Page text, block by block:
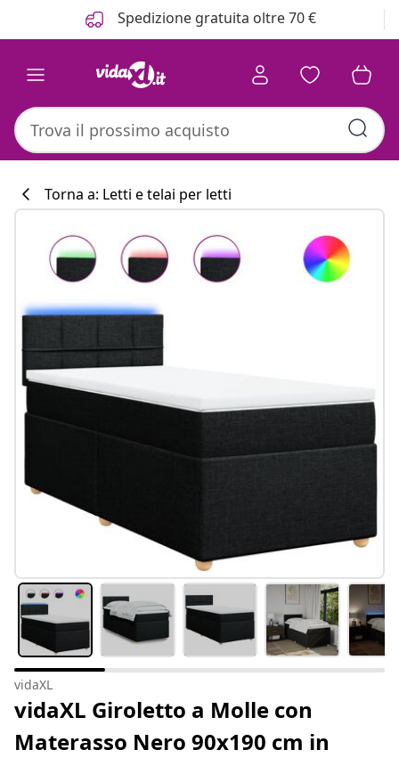
Spedizione gratuita oltre 70 €
Torna a: Letti e telai per letti
vidaXL
vidaXL Giroletto a Molle con
Materasso Nero 90x190 cm in